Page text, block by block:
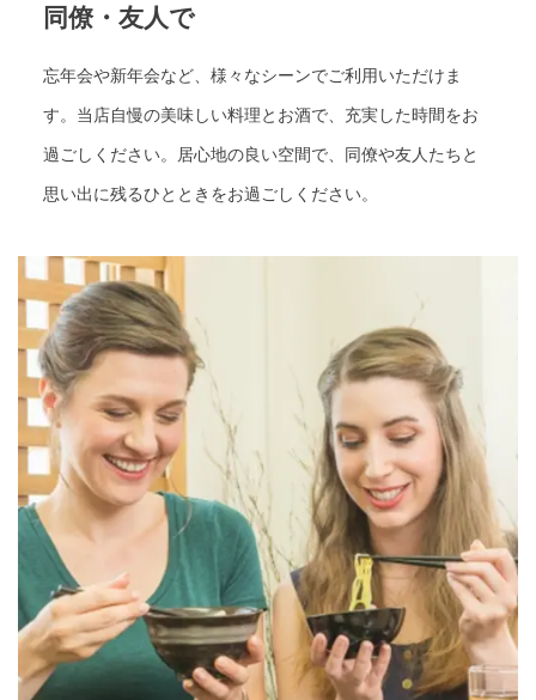
同僚・友人で
忘年会や新年会など、様々なシーンでご利用いただけま
す。当店自慢の美味しい料理とお酒で、充実した時間をお
過ごしください。居心地の良い空間で、同僚や友人たちと
思い出に残るひとときをお過ごしください。